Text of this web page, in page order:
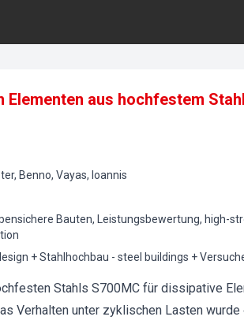
aus hochfestem Stahl
Benno, Vayas, Ioannis
Bauten, Leistungsbewertung, high-
+ Stahlhochbau - steel buildings +
Stahls S700MC für dissipative
Verhalten unter zyklischen Lasten